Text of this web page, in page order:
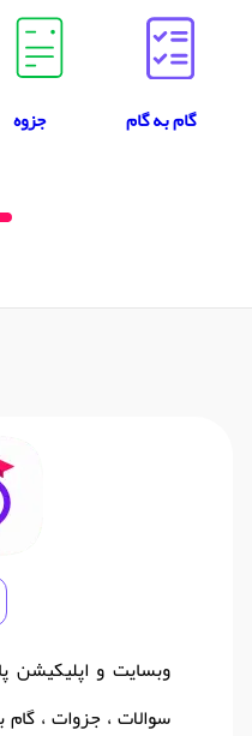
گام به گام جزوه
وبسایت و
سوالات ، جزوات ،